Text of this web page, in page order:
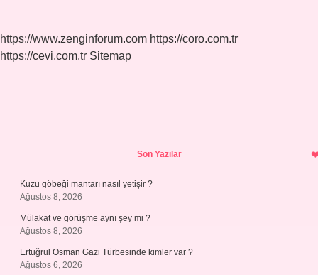
https://www.zenginforum.com https://coro.com.tr
https://cevi.com.tr Sitemap
Son Yazılar
Kuzu göbeği mantarı nasıl yetişir ?
Ağustos 8, 2026
Mülakat ve görüşme aynı şey mi ?
Ağustos 8, 2026
Ertuğrul Osman Gazi Türbesinde kimler var ?
Ağustos 6, 2026